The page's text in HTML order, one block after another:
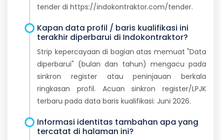
tender di https://indokontraktor.com/tender.
Kapan data profil / baris kualifikasi ini
terakhir diperbarui di Indokontraktor?
Strip kepercayaan di bagian atas memuat "Data
diperbarui" (bulan dan tahun) mengacu pada
sinkron register atau peninjauan berkala
ringkasan profil. Acuan sinkron register/LPJK
terbaru pada data baris kualifikasi: Juni 2026.
Informasi identitas tambahan apa yang
tercatat di halaman ini?